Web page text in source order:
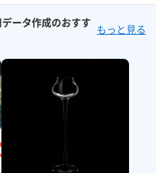
ータ作成のおすす
もっと見る